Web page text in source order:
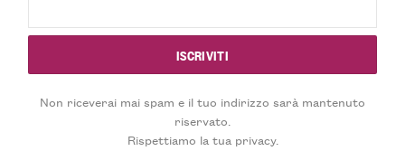
Non riceverai mai spam e il tuo indirizzo sarà mantenuto
riservato.
Rispettiamo la tua privacy.